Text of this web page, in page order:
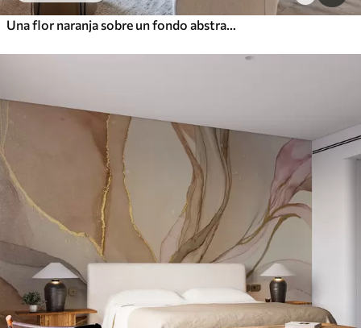
Una flor naranja sobre un fondo abstracto gris